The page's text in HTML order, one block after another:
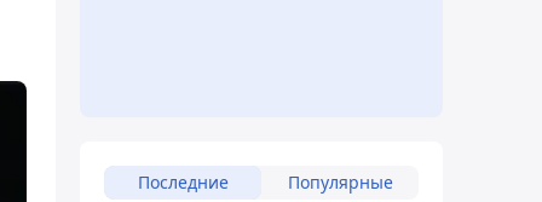
Последние Популярные